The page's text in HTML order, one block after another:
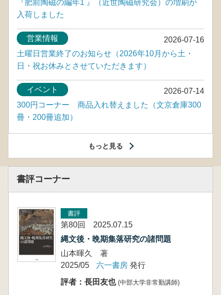
『肥前陶磁の編年1 』（近世陶磁研究会）の増刷が
入荷しました
2026-07-16
営業情報
土曜日営業終了のお知らせ（2026年10月から土・
日・祝お休みとさせていただきます）
2026-07-14
イベント
300円コーナー 商品入れ替えました（文京倉庫300
冊・200冊追加）
もっと見る
書評コーナー
書評
第80回 2025.07.15
縄文後・晩期集落研究の諸問題
山本暉久 著
2025/05
六一書房 発行
評者：長田友也 (中部大学非常勤講師)